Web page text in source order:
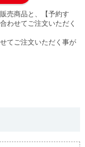
売商品と、【予約す
わせてご注文いただく
てご注文いただく事が